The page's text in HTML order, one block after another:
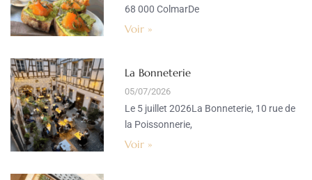
68 000 ColmarDe
Voir »
La Bonneterie
05/07/2026
Le 5 juillet 2026La Bonneterie, 10 rue de
la Poissonnerie,
Voir »